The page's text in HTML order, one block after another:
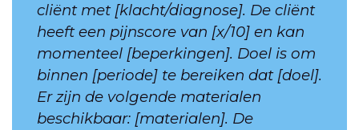
cliënt met [klacht/diagnose]. De cliënt
heeft een pijnscore van [x/10] en kan
momenteel [beperkingen]. Doel is om
binnen [periode] te bereiken dat [doel].
Er zijn de volgende materialen
beschikbaar: [materialen]. De